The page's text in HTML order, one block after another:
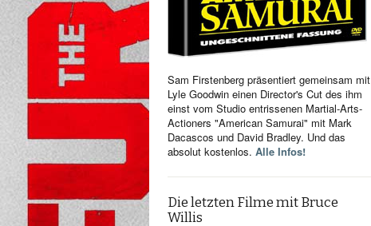
Sam Firstenberg präsentiert gemeinsam mit
Lyle Goodwin einen Director's Cut des ihm
einst vom Studio entrissenen Martial-Arts-
Actioners "American Samurai" mit Mark
Dacascos und David Bradley. Und das
absolut kostenlos. Alle Infos!
Die letzten Filme mit Bruce
Willis